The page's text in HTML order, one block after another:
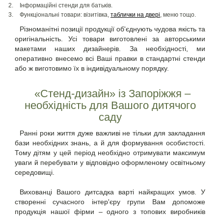
Інформаційні стенди для батьків.
Функціональні товари: візитівка, таблички на двері, меню тощо.
Різноманітні позиції продукції об'єднують чудова якість та
оригінальність. Усі товари виготовлені за авторськими
макетами наших дизайнерів. За необхідності, ми
оперативно внесемо всі Ваші правки в стандартні стенди
або ж виготовимо їх в індивідуальному порядку.
«Стенд-дизайн» із Запоріжжя –
необхідність для Вашого дитячого
саду
Ранні роки життя дуже важливі не тільки для закладання
бази необхідних знань, а й для формування особистості.
Тому дітям у цей період необхідно отримувати максимум
уваги й перебувати у відповідно оформленому освітньому
середовищі.
Вихованці Вашого дитсадка варті найкращих умов. У
створенні сучасного інтер'єру групи Вам допоможе
продукція нашої фірми – одного з топових виробників